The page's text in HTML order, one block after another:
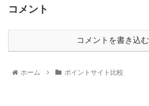
コメント
コメントを書き込む
ホーム ポイントサイト比較